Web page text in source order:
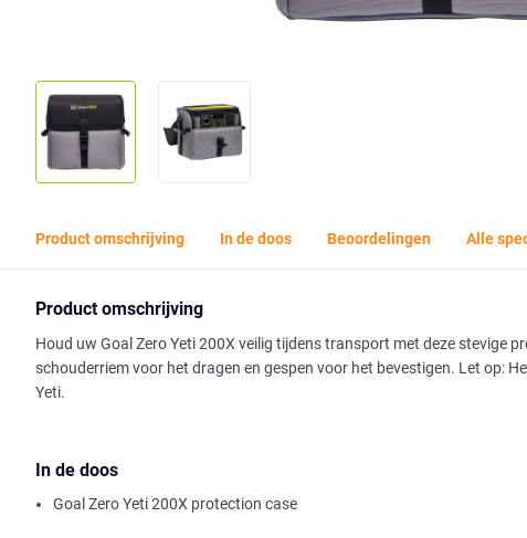
Product omschrijving In de doos Beoordelingen Alle
Product omschrijving
Houd uw Goal Zero Yeti 200X veilig tijdens transport met deze stevige
schouderriem voor het dragen en gespen voor het bevestigen. Let op:
Yeti.
In de doos
Goal Zero Yeti 200X protection case